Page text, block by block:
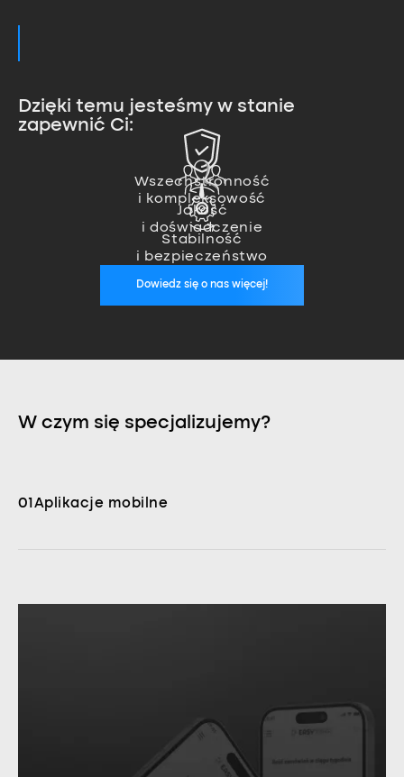
Dzięki temu jesteśmy w stanie
zapewnić Ci:
Wszechstronność
i kompleksowość
Zajmujemy się pełną realizacją
projektu od pomysłu, przez
wykonanie, aż po wdrożenie.
Jakość
i doświadczenie
Nasz team ekspertów pozwala
nam na realizację nawet
najbardziej zaawansowanych
projektów.
Stabilność
i bezpieczeństwo
Jesteśmy zawsze, kiedy nas
potrzebujesz. Zapewniamy stałą
opiekę wykwalifikowanego
specjalisty, który zadba o
stabilność Twoich aplikacji.
Dowiedz się o nas więcej!
W czym się specjalizujemy?
01 Aplikacje mobilne